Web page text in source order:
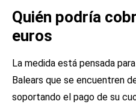
Quién podría
euros
La medida está pensada
Balears que se encuentren
soportando el pago de su